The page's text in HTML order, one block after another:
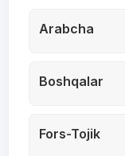
Arabcha
Boshqalar
Fors-Tojik